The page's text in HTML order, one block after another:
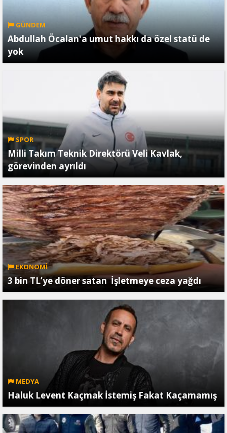
GÜNDEM
Abdullah Öcalan'a umut hakkı da özel statü de
yok
SPOR
Milli Takım Teknik Direktörü Veli Kavlak,
görevinden ayrıldı
EKONOMİ
3 bin TL’ye döner satan İşletmeye ceza yağdı
MEDYA
Haluk Levent Kaçmak İstemiş Fakat Kaçamamış